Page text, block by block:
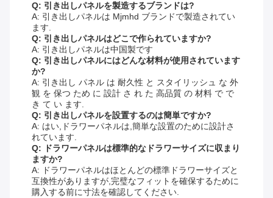
Q: 引き出しパネルを製造するブランドは?
A: 引き出しパネルは Mjmhd ブランドで製造されてい
ます.
Q: 引き出しパネルはどこで作られていますか?
A: 引き出しパネルは中国製です
Q: 引き出しパネルにはどんな材料が使用されています
か?
A: 引き出し パネル は 耐久性 と スタイリッシュ な 外
観 を 保つ ため に 設計 さ れ た 高品質 の 材料 で で
き て い ます.
Q: 引き出しパネルを設置するのは簡単ですか?
A: はい,ドラワーパネルは,簡単な設置のために設計さ
れています.
Q: ドラワーパネルは標準的なドラワーサイズに収まり
ますか?
A: ドラワーパネルはほとんどの標準ドラワーサイズと
互換性がありますが,完璧なフィットを確保するために
購入する前に寸法を確認してください.